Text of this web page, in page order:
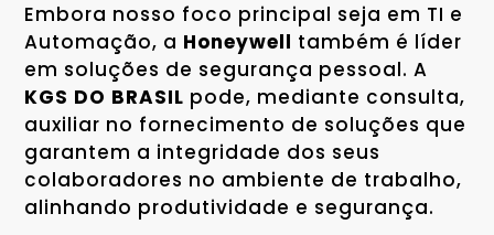
Embora nosso foco principal seja em TI e
Automação, a Honeywell também é líder
em soluções de segurança pessoal. A
KGS DO BRASIL pode, mediante consulta,
auxiliar no fornecimento de soluções que
garantem a integridade dos seus
colaboradores no ambiente de trabalho,
alinhando produtividade e segurança.